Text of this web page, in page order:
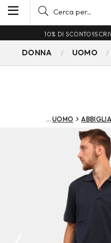
10% DI SCONTO!
DONNA UOMO
UOMO